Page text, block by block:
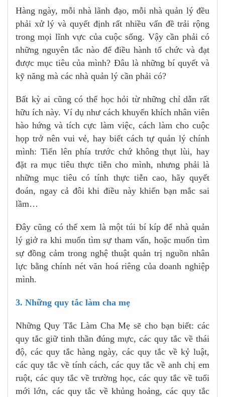
Hàng ngày, mỗi nhà lãnh đạo, mỗi nhà quản lý đều
phải xử lý và quyết định rất nhiều vấn đề trải rộng
trong mọi lĩnh vực của cuộc sống. Vậy cần phải có
những nguyên tắc nào để điều hành tổ chức và đạt
được mục tiêu của mình? Đâu là những bí quyết và
kỹ năng mà các nhà quản lý cần phải có?
Bất kỳ ai cũng có thể học hỏi từ những chỉ dẫn rất
hữu ích này. Ví dụ như cách khuyến khích nhân viên
hào hứng và tích cực làm việc, cách làm cho cuộc
họp trở nên vui vẻ, hay biết cách tự quản lý chính
mình: Tiến lên phía trước chứ không thụt lùi, hay
đặt ra mục tiêu thực tiễn cho mình, nhưng phải là
những mục tiêu có tính thực tiễn cao, hãy quyết
đoán, ngay cả đôi khi điều này khiến bạn mắc sai
lầm…
Đây cũng có thể xem là một túi bí kíp để nhà quản
lý giở ra khi muốn tìm sự tham vấn, hoặc muốn tìm
sự đồng cảm trong nghệ thuật quản trị nguồn nhân
lực bằng chính nét văn hoá riêng của doanh nghiệp
mình.
3. Những quy tắc làm cha mẹ
Những Quy Tắc Làm Cha Mẹ sẽ cho bạn biết: các
quy tắc giữ tinh thần đúng mực, các quy tắc về thái
độ, các quy tắc hàng ngày, các quy tắc về kỷ luật,
các quy tắc về tính cách, các quy tắc về anh chị em
ruột, các quy tắc về trường học, các quy tắc về tuổi
mới lớn, các quy tắc về khủng hoảng, các quy tắc